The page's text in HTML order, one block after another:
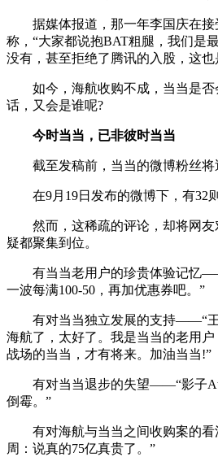
据媒体报道，那一年李国庆在接
称，“大家都说抱BAT粗腿，我们是
没有，甚至拒绝了腾讯的入股，这
如今，海航收购不成，当当是否
话，又会是谁呢?
今时当当，已非彼时当当
截至发稿前，当当的微博粉丝将
在9月19日发布的微博下，有32则
然而，这稀疏的评论，却将网友
疑都聚集到位。
有当当老用户的珍贵体验记忆
一波每满100-50，再加优惠券吧。”
有对当当独立发展的支持——“王
海航了，太好了。我是当当的老用
战场的当当，才有将来。加油当当!”
有对当当退步的失望——“影子
倒霉。”
有对海航与当当之间收购案的看
周：说真的75亿真贵了。”